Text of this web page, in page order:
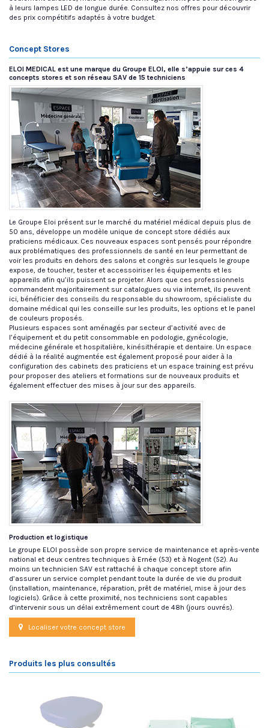
à leurs lampes LED de longue durée. Consultez nos offres pour découvrir
des prix compétitifs adaptés à votre budget.
Concept Stores
ELOI MEDICAL est une marque du Groupe ELOI, elle s’appuie sur ces 4
concepts stores et son réseau SAV de 15 techniciens
Le Groupe Eloi présent sur le marché du matériel médical depuis plus de
50 ans, développe un modèle unique de concept store dédiés aux
praticiens médicaux. Ces nouveaux espaces sont pensés pour répondre
aux problématiques des professionnels de santé en leur permettant de
voir les produits en dehors des salons et congrès sur lesquels le groupe
expose, de toucher, tester et accessoiriser les équipements et les
appareils afin qu’ils puissent se projeter. Alors que ces professionnels
commandent majoritairement sur catalogues ou via internet, ils peuvent
ici, bénéficier des conseils du responsable du showroom, spécialiste du
domaine médical qui les conseille sur les produits, les options et le panel
de couleurs proposés.
Plusieurs espaces sont aménagés par secteur d’activité avec de
l’équipement et du petit consommable en podologie, gynécologie,
médecine générale et hospitalière, kinésithérapie et dentaire. Un espace
dédié à la réalité augmentée est également proposé pour aider à la
configuration des cabinets des praticiens et un espace training est prévu
pour proposer des ateliers et formations sur de nouveaux produits et
également effectuer des mises à jour sur des appareils.
Production et logistique
Le groupe ELOI possède son propre service de maintenance et après-vente
national et deux centres techniques à Ernée (53) et à Nogent (52). Au
moins un technicien SAV est rattaché à chaque concept store afin
d’assurer un service complet pendant toute la durée de vie du produit
(installation, maintenance, réparation, prêt de matériel, mise à jour des
logiciels). Grâce à cette proximité, nos techniciens sont capables
d’intervenir sous un délai extrêmement court de 48h (jours ouvrés).
Localiser votre concept store
Produits les plus consultés